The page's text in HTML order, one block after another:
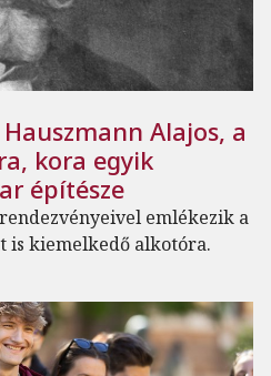
Alajos, a
kora egyik
építésze
emlékezik a
is kiemelkedő alkotóra.